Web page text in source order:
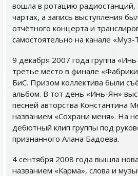
вошла в ротацию радиостанций,
чартах, а запись выступления
отчётного концерта и
самостоятельно на канале «Муз-
9 декабря 2007 года группа
третье место в финале
БиС. Призом коллектива были
альбом. В тот день «Инь-Ян»
песней авторства Константина
названием «Сохрани меня». На
дебютный клип группы под
признанного Алана Бадоева.
4 сентября 2008 года вышла
названием «Карма», слова и